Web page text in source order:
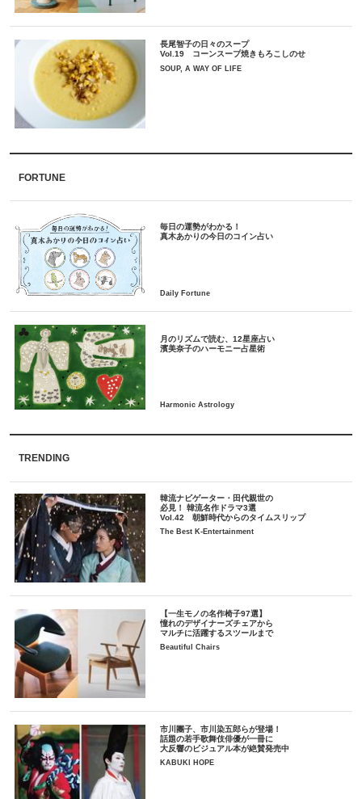
長尾智子の日々のスープ
Vol.19 コーンスープ焼きもろこしのせ
SOUP, A WAY OF LIFE
FORTUNE
毎日の運勢がわかる！
月のリズムで読む、12星座占い
TRENDING
韓流ナビゲーター・田代親世の
必見！ 韓流名作ドラマ3選
Vol.42 朝鮮時代からのタイムスリップ
The Best K-Entertainment
【一生モノの名作椅子97選】
憧れのデザイナーズチェアから
マルチに活躍するスツールまで
Beautiful Chairs
市川團子、市川染五郎らが登場！
話題の若手歌舞伎俳優が一冊に
大反響のビジュアル本が絶賛発売中
KABUKI HOPE